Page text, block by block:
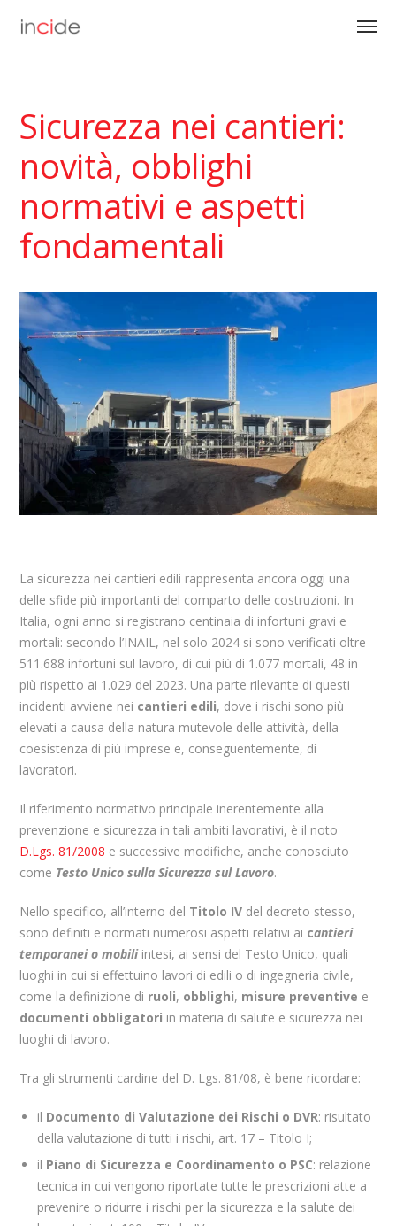
Sicurezza nei cantieri:
novità, obblighi
normativi e aspetti
fondamentali
La sicurezza nei cantieri edili rappresenta ancora oggi una
delle sfide più importanti del comparto delle costruzioni. In
Italia, ogni anno si registrano centinaia di infortuni gravi e
mortali: secondo l’INAIL, nel solo 2024 si sono verificati oltre
511.688 infortuni sul lavoro, di cui più di 1.077 mortali, 48 in
più rispetto ai 1.029 del 2023. Una parte rilevante di questi
incidenti avviene nei cantieri edili, dove i rischi sono più
elevati a causa della natura mutevole delle attività, della
coesistenza di più imprese e, conseguentemente, di
lavoratori.
Il riferimento normativo principale inerentemente alla
prevenzione e sicurezza in tali ambiti lavorativi, è il noto
D.Lgs. 81/2008 e successive modifiche, anche conosciuto
come Testo Unico sulla Sicurezza sul Lavoro.
Nello specifico, all’interno del Titolo IV del decreto stesso,
sono definiti e normati numerosi aspetti relativi ai cantieri
temporanei o mobiliintesi, ai sensi del Testo Unico, quali
luoghi in cui si effettuino lavori di edili o di ingegneria civile,
come la definizione di ruoli, obblighi, misure preventive e
documenti obbligatori in materia di salute e sicurezza nei
luoghi di lavoro.
Tra gli strumenti cardine del D. Lgs. 81/08, è bene ricordare:
il Documento di Valutazione dei Rischi o DVR: risultato
della valutazione di tutti i rischi, art. 17 – Titolo I;
il Piano di Sicurezza e Coordinamento o PSC: relazione
tecnica in cui vengono riportate tutte le prescrizioni atte a
prevenire o ridurre i rischi per la sicurezza e la salute dei